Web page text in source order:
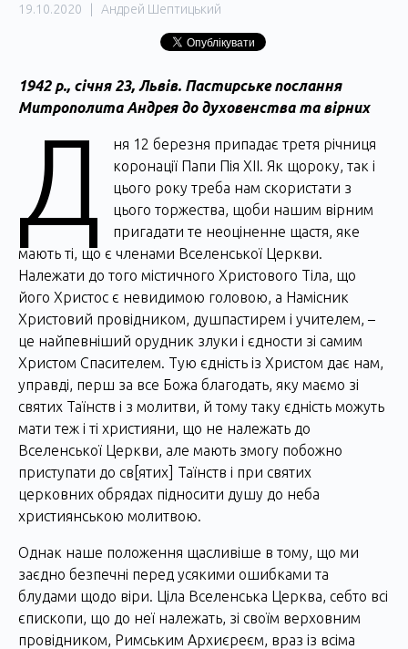
19.10.2020 Андрей Шептицький
1942 р., січня 23, Львів. Пастирське послання
Митрополита Андрея до духовенства та вірних
Д
ня 12 березня припадає третя річниця
коронації Папи Пія XII. Як щороку, так і
цього року треба нам скористати з
цього торжества, щоби нашим вірним
пригадати те неоціненне щастя, яке
мають ті, що є членами Вселенської Церкви.
Належати до того містичного Христового Тіла, що
його Христос є невидимою головою, а Намісник
Христовий провідником, душпастирем і учителем, –
це найпевніший орудник злуки і єдности зі самим
Христом Спасителем. Тую єдність із Христом дає нам,
управді, перш за все Божа благодать, яку маємо зі
святих Таїнств і з молитви, й тому таку єдність можуть
мати теж і ті християни, що не належать до
Вселенської Церкви, але мають змогу побожно
приступати до св[ятих] Таїнств і при святих
церковних обрядах підносити душу до неба
християнською молитвою.
Однак наше положення щасливіше в тому, що ми
заєдно безпечні перед усякими ошибками та
блудами щодо віри. Ціла Вселенська Церква, себто всі
єпископи, що до неї належать, зі своїм верховним
провідником, Римським Архиєреєм, враз із всіма